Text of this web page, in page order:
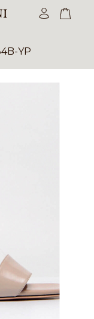
YP